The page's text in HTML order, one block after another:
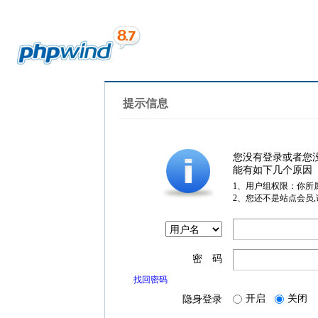
提示信息
您没有登录或者您
能有如下几个原因
1、用户组权限：你所
2、您还不是站点会员
密 码
找回密码
隐身登录 开启 关闭